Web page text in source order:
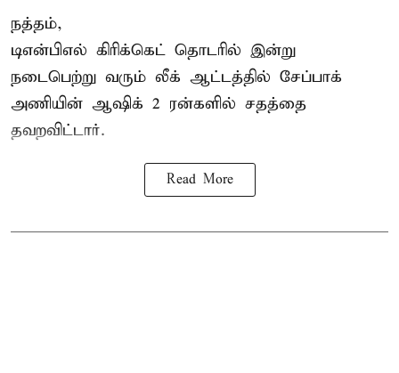
நத்தம்,
டிஎன்பிஎல் கிரிக்கெட் தொடரில் இன்று
நடைபெற்று வரும் லீக் ஆட்டத்தில் சேப்பாக்
அணியின் ஆஷிக் 2 ரன்களில் சதத்தை
தவறவிட்டார்.
Read More